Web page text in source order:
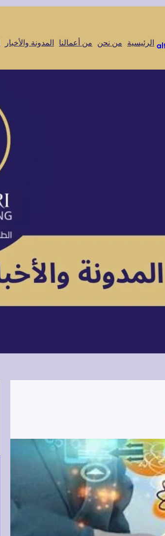
الرئيسية من نحن من أعمالنا المدونة والأخبار